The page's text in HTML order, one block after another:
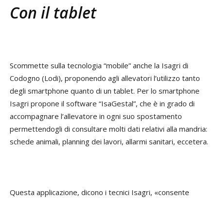
Con il tablet
Scommette sulla tecnologia “mobile” anche la Isagri di
Codogno (Lodi), proponendo agli allevatori l’utilizzo tanto
degli smartphone quanto di un tablet. Per lo smartphone
Isagri propone il software “IsaGestal”, che è in grado di
accompagnare l’allevatore in ogni suo spostamento
permettendogli di consultare molti dati relativi alla mandria:
schede animali, planning dei lavori, allarmi sanitari, eccetera.
Questa applicazione, dicono i tecnici Isagri, «consente